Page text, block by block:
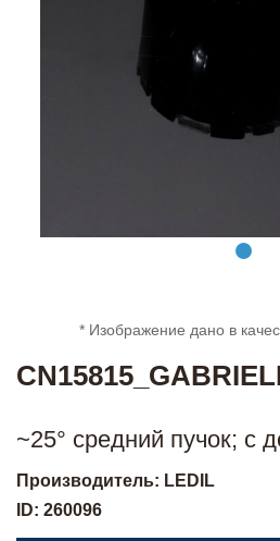
* Изображение дано в
~25° средний пучок; с
Производитель: LEDIL
ID: 260096